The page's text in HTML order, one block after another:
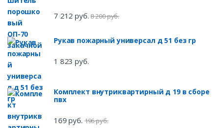
7 212 руб. 8 200 руб.
Рукав пожарный универсал д 51 без гр
1 823 руб.
Комплект внутриквартирный д 19 в сборе
пвх
169 руб. 196 руб.